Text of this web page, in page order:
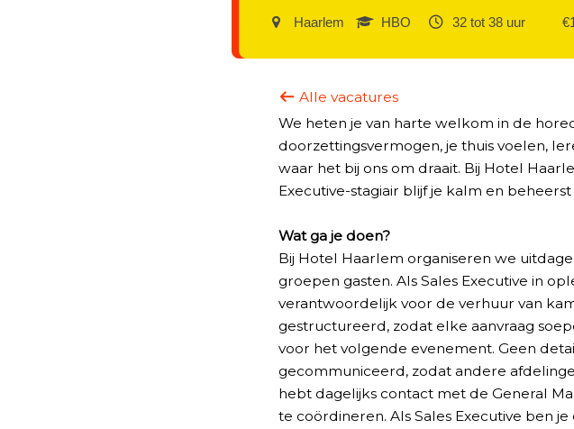
Haarlem‎ HBO ‎ 32 tot 38 uur ‎
Alle vacatures
We heten je van harte welkom in de
doorzettingsvermogen, je thuis voelen,
waar het bij ons om draait. Bij Hotel
Executive-stagiair blijf je kalm en
Wat ga je doen?
Bij Hotel Haarlem organiseren we
groepen gasten. Als Sales Executive in
verantwoordelijk voor de verhuur van
gestructureerd, zodat elke aanvraag
voor het volgende evenement. Geen
gecommuniceerd, zodat andere
hebt dagelijks contact met de General
te coördineren. Als Sales Executive ben